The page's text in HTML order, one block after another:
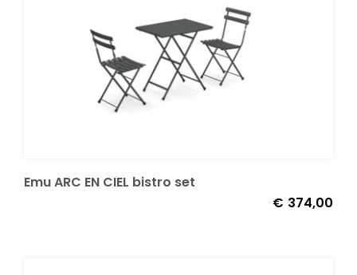
Emu ARC EN CIEL bistro set
€ 374,00